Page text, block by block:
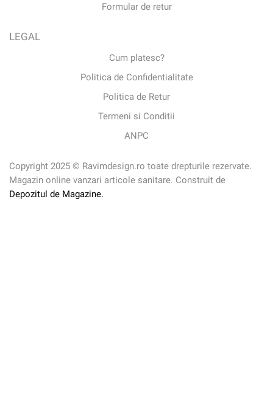
Formular de retur
LEGAL
Cum platesc?
Politica de Confidentialitate
Politica de Retur
Termeni si Conditii
ANPC
Copyright 2025 © Ravimdesign.ro toate drepturile rezervate.
Magazin online vanzari articole sanitare. Construit de
Depozitul de Magazine.